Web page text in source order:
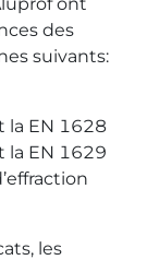
des
suivants:
la EN 1628
la EN 1629
les